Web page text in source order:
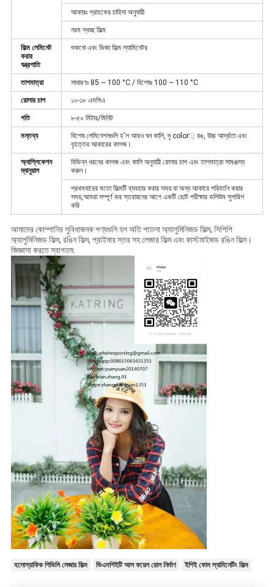
আকারঃ গ্রাহকের চাহিদা অনুযায়ী
নরম স্বচ্ছ ফিল্ম
ফিল্ম লেমিনেট
করার
যন্ত্রপাতি
শুকনো এবং ভিজা ফিল্ম ল্যামিনেটর
তাপমাত্রা সাধারণঃ 85 ~ 100 °C / বিশেষঃ 100 ~ 110 °C
রোলার চাপ ১০-১৮ এমপিএ
গতি ৮-৫০ মিটার/মিনিট
মন্তব্য
বিশেষ লেমিনেশনগুলি হ'ল আরও ঘন কালি, দৃ color় রঙ, উচ্চ আর্দ্রতা এবং
বৃহত্তর আকারের কাগজ।
অ্যাপ্লিকেশন
ম্যানুয়াল
বিভিন্ন ধরনের কাগজ এবং কালি অনুযায়ী রোলার চাপ এবং তাপমাত্রা সামঞ্জস্য
করুন।
প্রথমবারের মতো ফিল্মটি ব্যবহার করার সময় বা অন্য আকারে পরিবর্তন করার
সময়,আমরা সম্পূর্ণ ভর স্তরায়নের আগে একটি ছোট পরীক্ষার ভলিউম সুপারিশ
করি
আমাদের কোম্পানির সুবিধাজনক পণ্যগুলি হল অতি পাতলা অ্যালুমিনিজড ফিল্ম, সিপিপি
অ্যালুমিনিজড ফিল্ম, রঙিন ফিল্ম, প্রাইমার স্তর সহ লেজার ফিল্ম এবং কাস্টমাইজড রঙিন ফিল্ম।
জিজ্ঞাসা করতে স্বাগতম.
হলোগ্রাফিক পিভিসি লেজার ফিল্ম ভিএমপিইটি আল ফয়েল রোল নির্মাণ ইপিই ফোম ল্যামিনেটিং ফিল্ম